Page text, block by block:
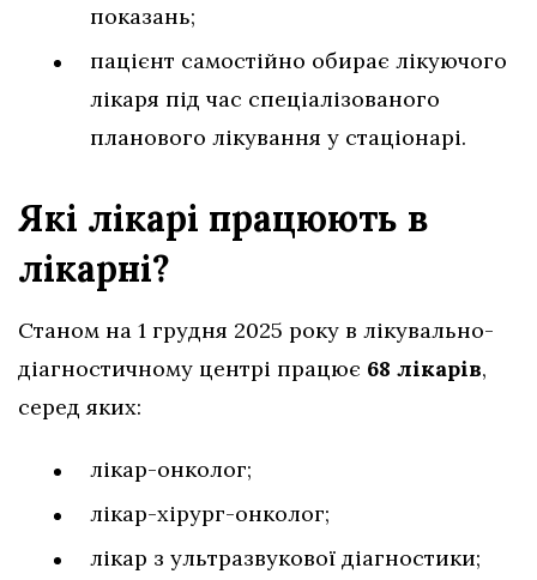
показань;
пацієнт самостійно обирає лікуючого
лікаря під час спеціалізованого
планового лікування у стаціонарі.
Які лікарі працюють в
лікарні?
Станом на 1 грудня 2025 року в лікувально-
діагностичному центрі працює 68 лікарів,
серед яких:
лікар-онколог;
лікар-хірург-онколог;
лікар з ультразвукової діагностики;